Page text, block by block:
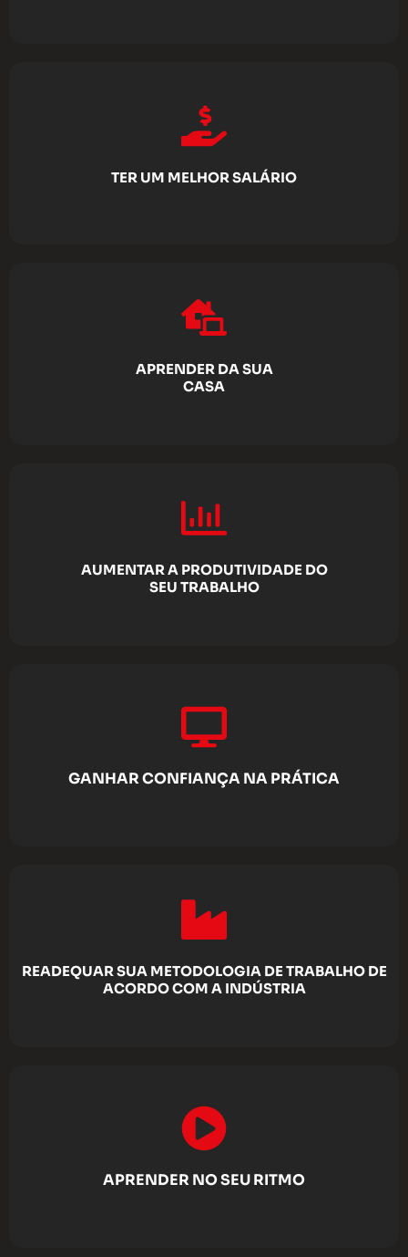
TER UM MELHOR SALÁRIO
APRENDER DA SUA
CASA
AUMENTAR A PRODUTIVIDADE DO
SEU TRABALHO
GANHAR CONFIANÇA NA PRÁTICA
READEQUAR SUA METODOLOGIA DE TRABALHO DE
ACORDO COM A INDÚSTRIA
APRENDER NO SEU RITMO